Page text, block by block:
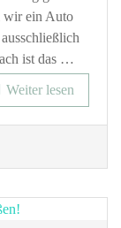
im
Herbst
wir ein Auto
ist das …
Weiter lesen